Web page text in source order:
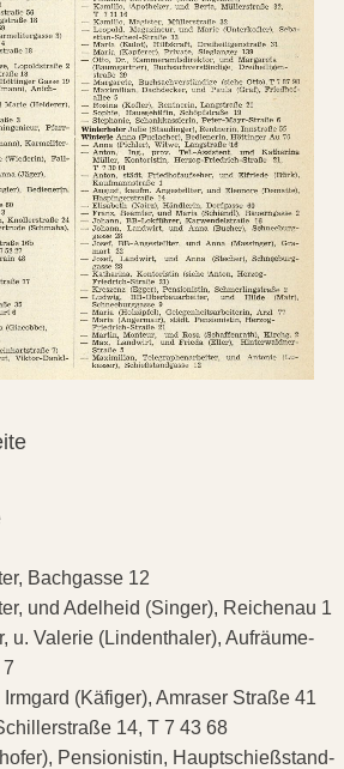
Bachgasse 12
und Adelheid (Singer), Reichenau 1
u. Valerie (Lindenthaler), Aufräume-
(Käfiger), Amraser Straße 41
14, T 7 43 68
Pensionistin, Hauptschießstand-